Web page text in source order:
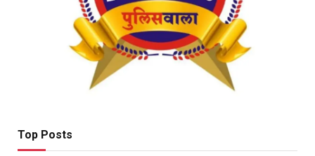
Top Posts